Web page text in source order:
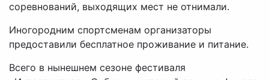
соревнований, выходящих мест не отнимали.
Иногородним спортсменам организаторы
предоставили бесплатное проживание и питание.
Всего в нынешнем сезоне фестиваля